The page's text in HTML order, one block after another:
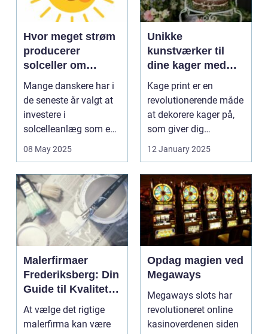
Hvor meget strøm
producerer
solceller om
vinteren?
Mange danskere har i
de seneste år valgt at
investere i
solcelleanlæg som en
bæred...
08 May 2025
Unikke
kunstværker til
dine kager med
kage print
Kage print er en
revolutionerende måde
at dekorere kager på,
som giver dig
mulighed for ...
12 January 2025
Malerfirmaer
Frederiksberg: Din
Guide til Kvalitet
og Service
At vælge det rigtige
malerfirma kan være
Opdag magien ved
Megaways
Megaways slots har
revolutioneret online
kasinoverdenen siden